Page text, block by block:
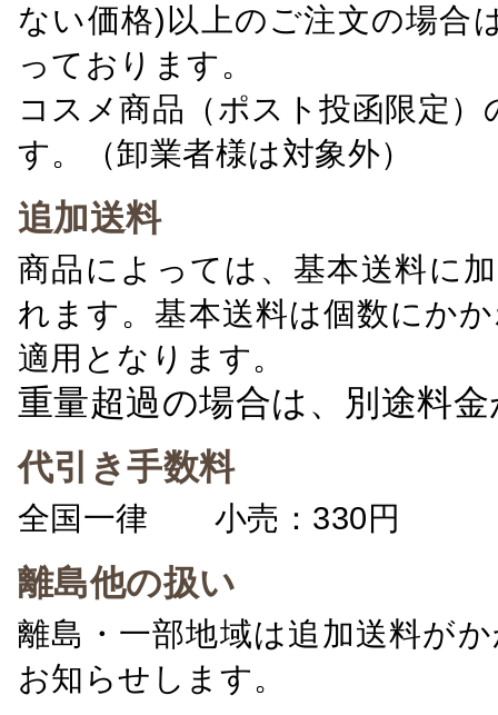
ない価格)以上のご注文の場合
っております。
コスメ商品（ポスト投函限定
す。（卸業者様は対象外）
追加送料
商品によっては、基本送料に
れます。基本送料は個数にか
適用となります。
重量超過の場合は、別途料
代引き手数料
全国一律 小売：330円 卸
離島他の扱い
離島・一部地域は追加送料が
お知らせします。